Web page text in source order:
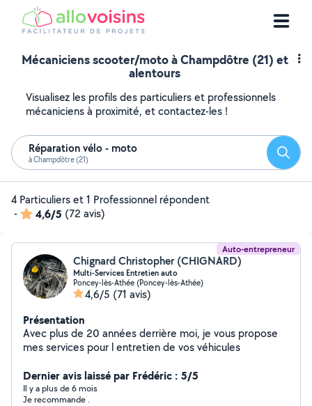
Mécaniciens scooter/moto à Champdôtre (21) et
alentours
Visualisez les profils des particuliers et professionnels
mécaniciens à proximité, et contactez-les !
Réparation vélo - moto
à Champdôtre (21)
4 Particuliers et 1 Professionnel répondent
-
4,6/5 (72 avis)
Auto-entrepreneur
Chignard Christopher (CHIGNARD)
Multi-Services Entretien auto
Poncey-lès-Athée (Poncey-lès-Athée)
4,6/5 (71 avis)
Présentation
Avec plus de 20 années derrière moi, je vous propose
mes services pour l entretien de vos véhicules
Dernier avis laissé par Frédéric : 5/5
Il y a plus de 6 mois
Je recommande .